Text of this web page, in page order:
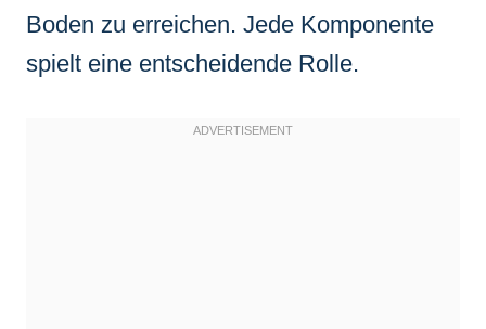
Boden zu erreichen. Jede Komponente
spielt eine entscheidende Rolle.